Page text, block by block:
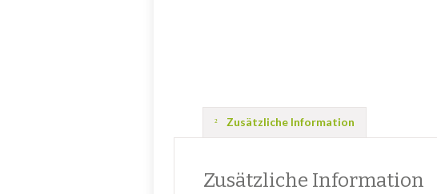
Zusätzliche Information
Zusätzliche Information